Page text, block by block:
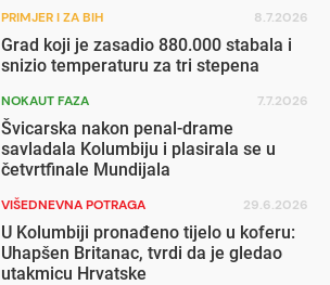
PRIMJER I ZA BIH 8.7.2026
Grad koji je zasadio 880.000 stabala i
snizio temperaturu za tri stepena
NOKAUT FAZA 7.7.2026
Švicarska nakon penal-drame
savladala Kolumbiju i plasirala se u
četvrtfinale Mundijala
VIŠEDNEVNA POTRAGA 29.6.2026
U Kolumbiji pronađeno tijelo u koferu:
Uhapšen Britanac, tvrdi da je gledao
utakmicu Hrvatske